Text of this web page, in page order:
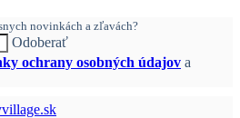
novinkách a zľavách?
Odoberať
ochrany osobných údajov a